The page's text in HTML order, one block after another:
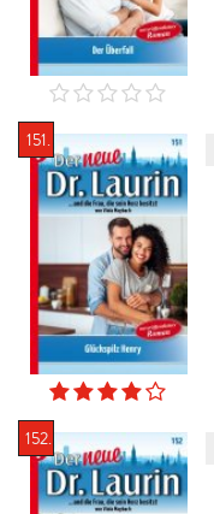
151.
152.